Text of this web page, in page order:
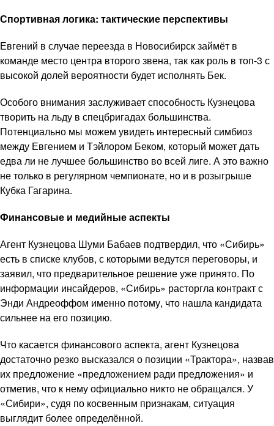
Спортивная логика: тактические перспективы
Евгений в случае переезда в Новосибирск займёт в
команде место центра второго звена, так как роль в топ-3 с
высокой долей вероятности будет исполнять Бек.
Особого внимания заслуживает способность Кузнецова
творить на льду в спецбригадах большинства.
Потенциально мы можем увидеть интересный симбиоз
между Евгением и Тэйлором Беком, который может дать
едва ли не лучшее большинство во всей лиге. А это важно
не только в регулярном чемпионате, но и в розыгрыше
Кубка Гагарина.
Финансовые и медийные аспекты
Агент Кузнецова Шуми Бабаев подтвердил, что «Сибирь»
есть в списке клубов, с которыми ведутся переговоры, и
заявил, что предварительное решение уже принято. По
информации инсайдеров, «Сибирь» расторгла контракт с
Энди Андреоффом именно потому, что нашла кандидата
сильнее на его позицию.
Что касается финансового аспекта, агент Кузнецова
достаточно резко высказался о позиции «Трактора», назвав
их предложение «предложением ради предложения» и
отметив, что к нему официально никто не обращался. У
«Сибири», судя по косвенным признакам, ситуация
выглядит более определённой.